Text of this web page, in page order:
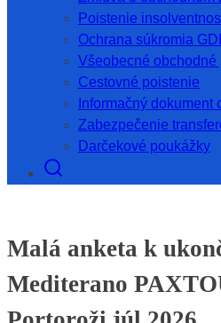
Poistenie
Ochrana súkromia
Všeobecné obchodné
Cestovné poistenie
Informačný dokument
Zabezpečenie
Darčekové poukážky
Malá anketa k
Mediterano